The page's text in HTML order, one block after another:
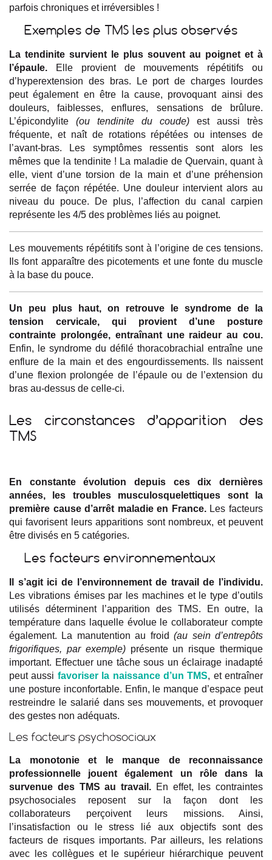
parfois chroniques et irréversibles !
Exemples de TMS les plus observés
La tendinite survient le plus souvent au poignet et à
l’épaule. Elle provient de mouvements répétitifs ou
d’hyperextension des bras. Le port de charges lourdes
peut également en être la cause, provoquant ainsi des
douleurs, faiblesses, enflures, sensations de brûlure.
L’épicondylite (ou tendinite du coude) est aussi très
fréquente, et naît de rotations répétées ou intenses de
l’avant-bras. Les symptômes ressentis sont alors les
mêmes que la tendinite ! La maladie de Quervain, quant à
elle, vient d’une torsion de la main et d’une préhension
serrée de façon répétée. Une douleur intervient alors au
niveau du pouce. De plus, l’affection du canal carpien
représente les 4/5 des problèmes liés au poignet.
Les mouvements répétitifs sont à l’origine de ces tensions.
Ils font apparaître des picotements et une fonte du muscle
à la base du pouce.
Un peu plus haut, on retrouve le syndrome de la
tension cervicale, qui provient d’une posture
contrainte prolongée, entraînant une raideur au cou.
Enfin, le syndrome du défilé thoracobrachial entraîne une
enflure de la main et des engourdissements. Ils naissent
d’une flexion prolongée de l’épaule ou de l’extension du
bras au-dessus de celle-ci.
Les circonstances d’apparition des
TMS
En constante évolution depuis ces dix dernières
années, les troubles musculosquelettiques sont la
première cause d’arrêt maladie en France.Les facteurs
qui favorisent leurs apparitions sont nombreux, et peuvent
être divisés en 5 catégories.
Les facteurs environnementaux
Il s’agit ici de l’environnement de travail de l’individu.
Les vibrations émises par les machines et le type d’outils
utilisés déterminent l’apparition des TMS. En outre, la
température dans laquelle évolue le collaborateur compte
également. La manutention au froid(au sein d’entrepôts
frigorifiques, par exemple)présente un risque thermique
important. Effectuer une tâche sous un éclairage inadapté
peut aussi favoriser la naissance d’un TMS, et entraîner
une posture inconfortable. Enfin, le manque d’espace peut
restreindre le salarié dans ses mouvements, et provoquer
des gestes non adéquats.
Les facteurs psychosociaux
La monotonie et le manque de reconnaissance
professionnelle jouent également un rôle dans la
survenue des TMS au travail. En effet, les contraintes
psychosociales reposent sur la façon dont les
collaborateurs perçoivent leurs missions. Ainsi,
l’insatisfaction ou le stress lié aux objectifs sont des
facteurs de risques importants. Par ailleurs, les relations
avec les collègues et le supérieur hiérarchique peuvent